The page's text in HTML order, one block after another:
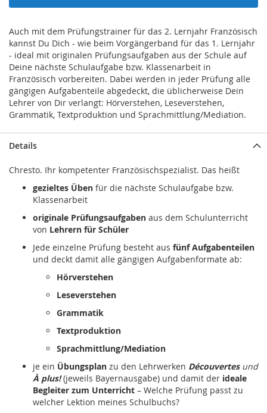
Auch mit dem Prüfungstrainer für das 2. Lernjahr Französisch
kannst Du Dich - wie beim Vorgängerband für das 1. Lernjahr
- ideal mit originalen Prüfungsaufgaben aus der Schule auf
Deine nächste Schulaufgabe bzw. Klassenarbeit in
Französisch vorbereiten. Dabei werden in jeder Prüfung alle
gängigen Aufgabenteile abgedeckt, die üblicherweise Dein
Lehrer von Dir verlangt: Hörverstehen, Leseverstehen,
Grammatik, Textproduktion und Sprachmittlung/Mediation.
Details
Chresto. Ihr kompetenter Französischspezialist. Das heißt
gezieltes Üben für die nächste Schulaufgabe bzw.
Klassenarbeit
originale Prüfungsaufgaben aus dem Schulunterricht
von Lehrern für Schüler
Jede einzelne Prüfung besteht aus fünf Aufgabenteilen
und deckt damit alle gängigen Aufgabenformate ab:
Hörverstehen
Leseverstehen
Grammatik
Textproduktion
Sprachmittlung/Mediation
je ein Übungsplan zu den Lehrwerken Découvertesund
À plus!(jeweils Bayernausgabe) und damit der ideale
Begleiter zum Unterricht – Welche Prüfung passt zu
welcher Lektion meines Schulbuchs?